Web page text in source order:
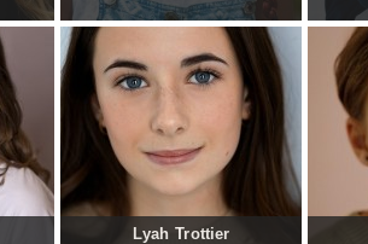
Lyah Trottier